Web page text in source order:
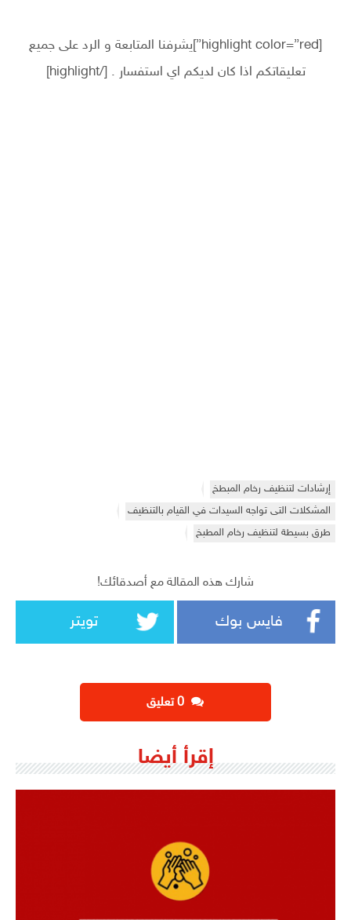
[highlight color=”red”]يشرفنا المتابعة و الرد على جميع
تعليقاتكم اذا كان لديكم اي استفسار . [/highlight]
إرشادات لتنظيف رخام المبطخ
المشكلات التى تواجه السيدات في القيام بالتنظيف
طرق بسيطة لتنظيف رخام المطبخ
شارك هذه المقالة مع أصدقائك!
فايس بوك تويتر
إقرأ أيضا